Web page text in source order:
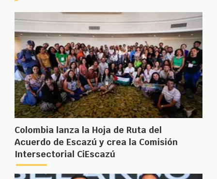
Colombia lanza la Hoja de Ruta del
Acuerdo de Escazú y crea la Comisión
Intersectorial CiEscazú